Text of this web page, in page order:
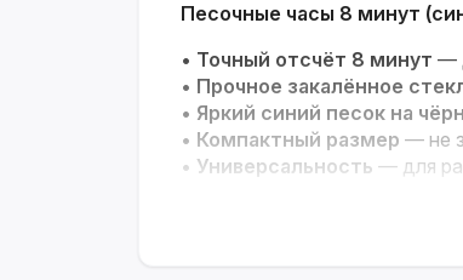
Песочные часы 8 минут
• Точный отсчёт 8 минут —
• Прочное закалённое
• Яркий синий песок на
• Компактный размер — не
• Универсальность — для
Стиль и точность для